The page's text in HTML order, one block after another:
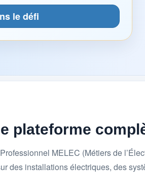
le défi
plateforme
MELEC (Métiers de
des installations électriques, des